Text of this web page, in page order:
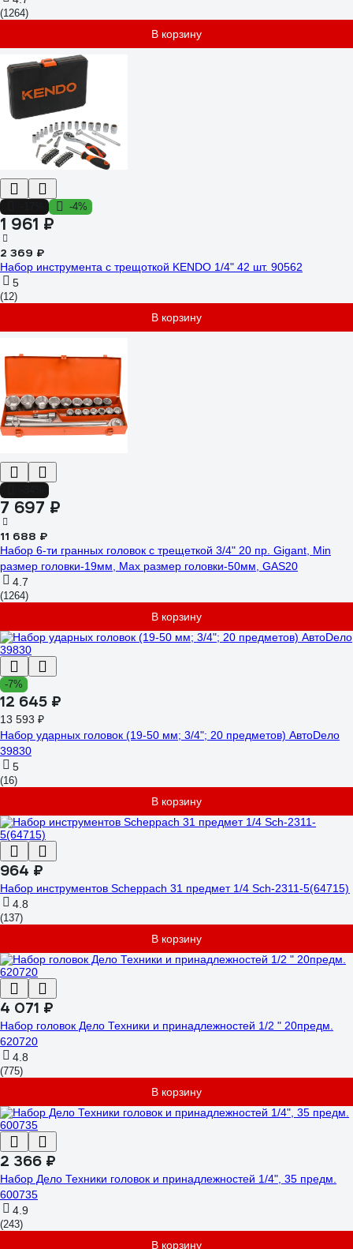
(1264)
В корзину
-4%
1 961 ₽
2 369 ₽
Набор инструмента с трещоткой KENDO 1/4" 42 шт. 90562
5
(12)
В корзину
7 697 ₽
11 688 ₽
Набор 6-ти гранных головок с трещеткой 3/4" 20 пр. Gigant, Min
размер головки-19мм, Max размер головки-50мм, GAS20
4.7
(1264)
В корзину
-7%
12 645 ₽
13 593 ₽
Набор ударных головок (19-50 мм; 3/4"; 20 предметов) АвтоDело
39830
5
(16)
В корзину
964 ₽
Набор инструментов Scheppach 31 предмет 1/4 Sch-2311-5(64715)
4.8
(137)
В корзину
4 071 ₽
Набор головок Дело Техники и принадлежностей 1/2 " 20предм.
620720
4.8
(775)
В корзину
2 366 ₽
Набор Дело Техники головок и принадлежностей 1/4", 35 предм.
600735
4.9
(243)
В корзину